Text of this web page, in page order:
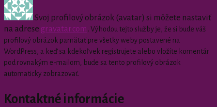
Svoj profilový obrázok (avatar) si môžete nastaviť
na adrese gravatar.com . Výhodou tejto služby je, že si bude váš
profilový obrázok pamätať pre všetky weby postavené na
WordPress, a keď sa kdekoľvek registrujete alebo vložíte komentár
pod rovnakým e-mailom, bude sa tento profilový obrázok
automaticky zobrazovať.
Kontaktné informácie